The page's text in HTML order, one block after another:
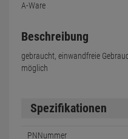
A-Ware
Beschreibung
gebraucht, einwandfreie
möglich
Spezifikationen
PNNummer